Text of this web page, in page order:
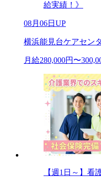
給実績！》
08月06日UP
横浜能見台ケアセン
月給280,000円〜
【週1日～】看